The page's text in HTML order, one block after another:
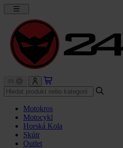
Motokros
Motocykl
Horská Kola
Skútr
Outlet